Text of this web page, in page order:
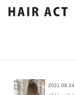
2021.09.24